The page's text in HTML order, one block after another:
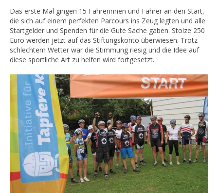
Das erste Mal gingen 15 Fahrerinnen und Fahrer an den Start,
die sich auf einem perfekten Parcours ins Zeug legten und alle
Startgelder und Spenden für die Gute Sache gaben. Stolze 250
Euro werden jetzt auf das Stiftungskonto überwiesen. Trotz
schlechtem Wetter war die Stimmung riesig und die Idee auf
diese sportliche Art zu helfen wird fortgesetzt.